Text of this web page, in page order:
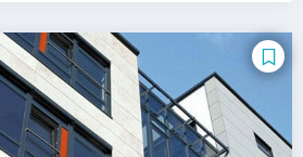
Führungskräfte
Grundlagen der sozialen
Methodenlehre